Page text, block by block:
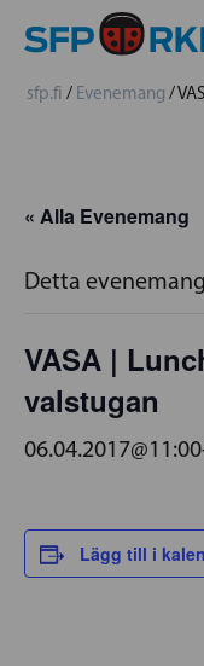
sfp.fi / Evenemang /
« Alla Evenemang
Detta
VASA |
valstugan
06.04.2017@11:00
Lägg till i